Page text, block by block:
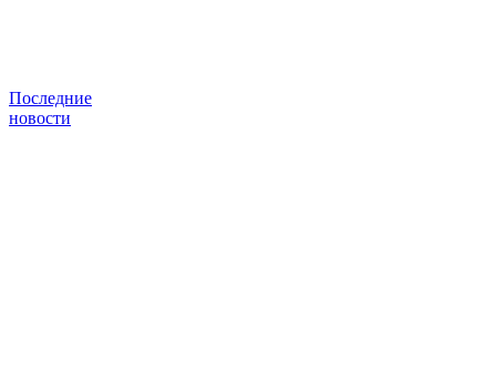
Последние
новости